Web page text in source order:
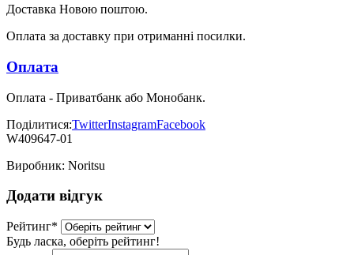
Доставка Новою поштою.
Оплата за доставку при отриманні посилки.
Оплата
Оплата - Приватбанк або Монобанк.
Поділитися:TwitterInstagramFacebook
W409647-01
Виробник: Noritsu
Додати відгук
Рейтинг*
Будь ласка, оберіть рейтинг!